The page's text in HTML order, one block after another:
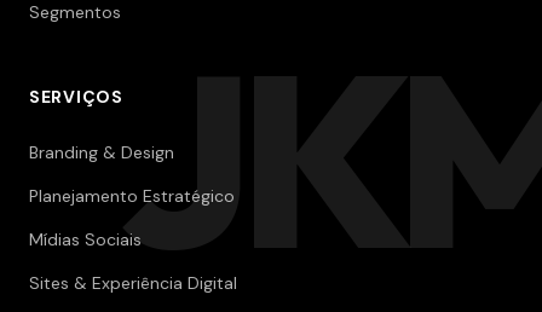
Segmentos
SERVIÇOS
Branding & Design
Planejamento Estratégico
Mídias Sociais
Sites & Experiência Digital